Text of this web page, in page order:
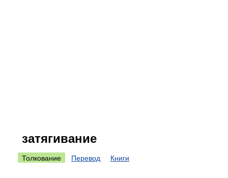
затягивание
Толкование Перевод Книги